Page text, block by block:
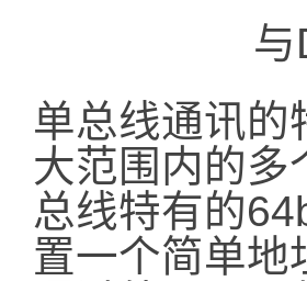
单总线通讯的
大范围内的多
总线特有的
置一个简单地